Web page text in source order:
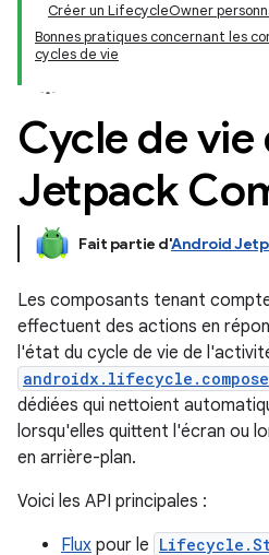
Créer un LifecycleOwner
Bonnes pratiques concernant les
cycles de vie
Cycle de vie
Jetpack
Fait partie d'Android
Les composants tenant
effectuent des actions en
l'état du cycle de vie de
androidx.lifecycle.compose
dédiées qui nettoient
lorsqu'elles quittent l'écran ou
en arrière-plan.
Voici les API principales :
Flux pour le